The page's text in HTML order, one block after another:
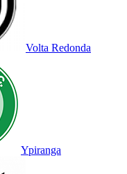
Volta Redonda
Ypiranga